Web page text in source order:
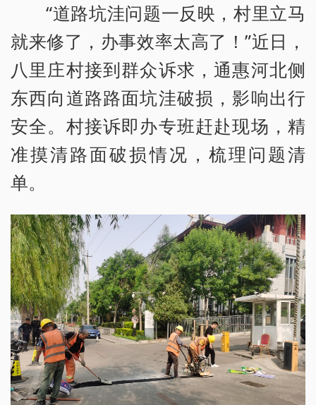
“道路坑洼问题一反映，村里立马
就来修了，办事效率太高了！”近日，
八里庄村接到群众诉求，通惠河北侧
东西向道路路面坑洼破损，影响出行
安全。村接诉即办专班赶赴现场，精
准摸清路面破损情况，梳理问题清
单。